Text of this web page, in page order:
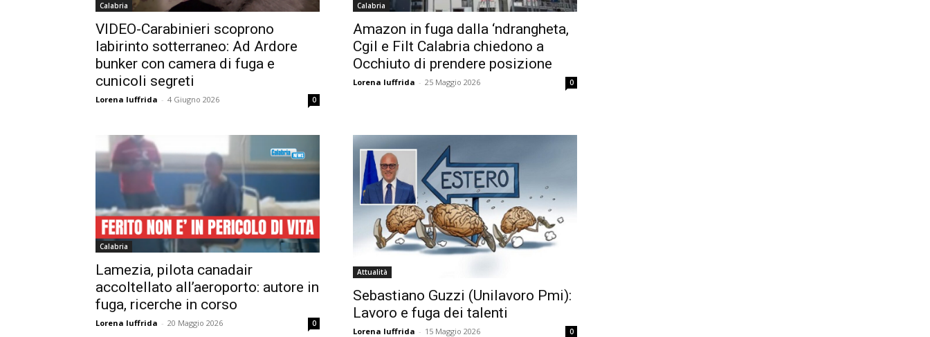
Calabria
VIDEO-Carabinieri scoprono
labirinto sotterraneo: Ad Ardore
bunker con camera di fuga e
cunicoli segreti
Lorena Iuffrida - 4 Giugno 2026 0
Calabria
Amazon in fuga dalla ‘ndrangheta,
Cgil e Filt Calabria chiedono a
Occhiuto di prendere posizione
Lorena Iuffrida - 25 Maggio 2026 0
Calabria
Lamezia, pilota canadair
accoltellato all’aeroporto: autore in
fuga, ricerche in corso
Lorena Iuffrida - 20 Maggio 2026 0
Attualità
Sebastiano Guzzi (Unilavoro Pmi):
Lavoro e fuga dei talenti
Lorena Iuffrida - 15 Maggio 2026 0